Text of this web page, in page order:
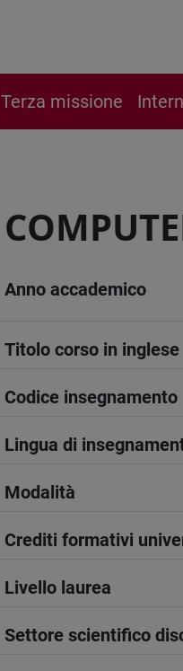
Terza missione
Anno accademico
Titolo corso in inglese
Codice insegnamento
Lingua di
Modalità
Crediti formativi
Livello laurea
Settore scientifico